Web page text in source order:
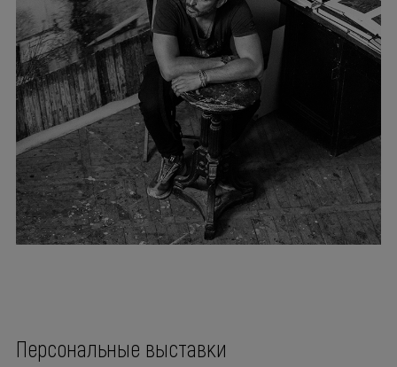
Персональные выставки